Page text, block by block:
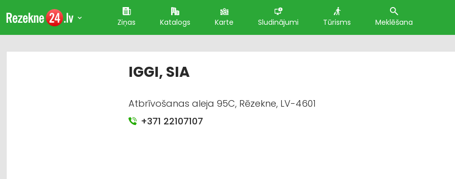
Ziņas Katalogs Karte Sludinājumi Tūrisms Meklēšana
IGGI, SIA
Atbrīvošanas aleja 95C, Rēzekne, LV-4601
+371 22107107